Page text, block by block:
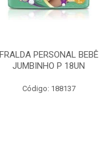
FRALDA PERSONAL BEBÊ
JUMBINHO P 18UN
Código: 188137